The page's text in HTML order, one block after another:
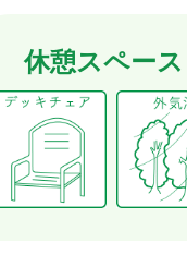
休憩スペース